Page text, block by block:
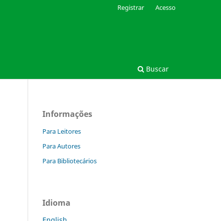
Buscar
Registrar Acesso
Informações
Para Leitores
Para Autores
Para Bibliotecários
Idioma